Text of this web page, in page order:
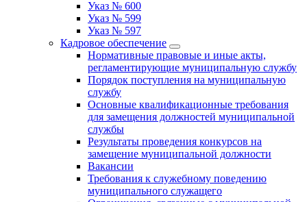
Указ № 600
Указ № 599
Указ № 597
Кадровое обеспечение
Нормативные правовые и иные акты,
регламентирующие муниципальную службу
Порядок поступления на муниципальную
службу
Основные квалификационные требования
для замещения должностей муниципальной
службы
Результаты проведения конкурсов на
замещение муниципальной должности
Вакансии
Требования к служебному поведению
муниципального служащего